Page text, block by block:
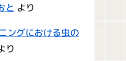
と より
ングにおける虫の
り